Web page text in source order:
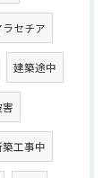
ラセチア
建築途中
害
築工事中